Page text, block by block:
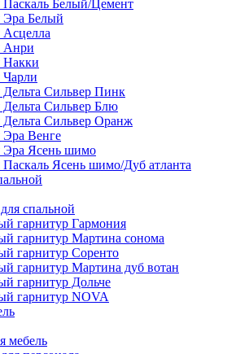
Паскаль Белый/Цемент
Эра Белый
Асцелла
Анри
Накки
Чарли
Дельта Сильвер Пинк
Дельта Сильвер Блю
Дельта Сильвер Оранж
Эра Венге
Эра Ясень шимо
Паскаль Ясень шимо/Дуб атланта
спальной
гарнитур Гармония
гарнитур Мартина сонома
гарнитур Соренто
гарнитур Мартина дуб вотан
гарнитур Дольче
гарнитур NOVA
мебель